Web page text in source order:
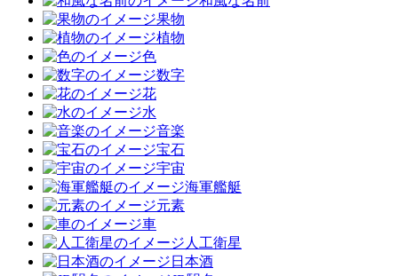
果物
植物
色
数字
花
水
音楽
宝石
宇宙
海軍艦艇
元素
車
人工衛星
日本酒